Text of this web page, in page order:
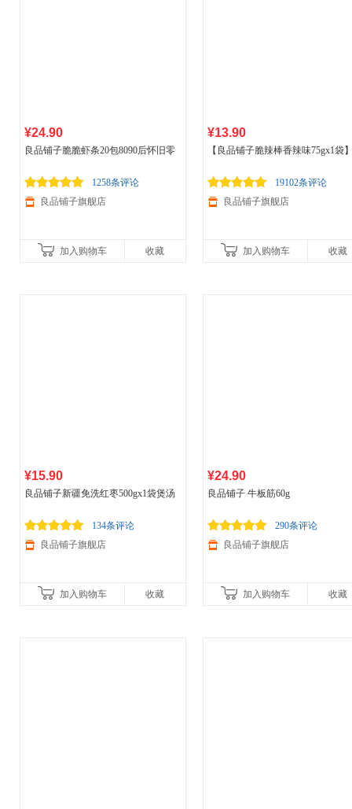
¥24.90
良品铺子脆脆虾条20包8090后怀旧零
1258条评论
良品铺子旗舰店
加入购物车 收藏
¥13.90
【良品铺子脆辣棒香辣味75gx1袋
19102条评论
良品铺子旗舰店
加入购物车 收藏
¥15.90
良品铺子新疆免洗红枣500gx1袋煲汤
134条评论
良品铺子旗舰店
加入购物车 收藏
¥24.90
良品铺子 牛板筋60g
290条评论
良品铺子旗舰店
加入购物车 收藏